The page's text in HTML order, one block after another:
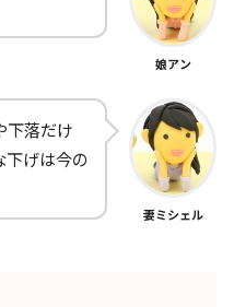
娘アン
下落だけ
下げは今の
妻ミシェル